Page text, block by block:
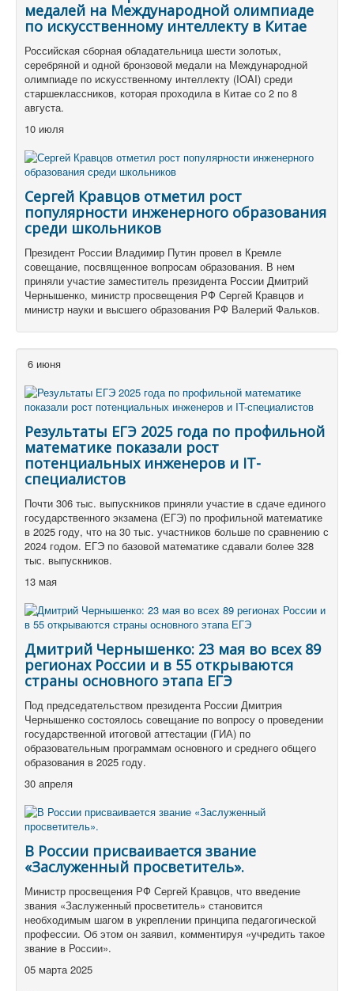
медалей на Международной олимпиаде
по искусственному интеллекту в Китае
Российская сборная обладательница шести золотых,
серебряной и одной бронзовой медали на Международной
олимпиаде по искусственному интеллекту (IOAI) среди
старшеклассников, которая проходила в Китае со 2 по 8
августа.
10 июля
Сергей Кравцов отметил рост
популярности инженерного образования
среди школьников
Президент России Владимир Путин провел в Кремле
совещание, посвященное вопросам образования. В нем
приняли участие заместитель президента России Дмитрий
Чернышенко, министр просвещения РФ Сергей Кравцов и
министр науки и высшего образования РФ Валерий Фальков.
6 июня
Результаты ЕГЭ 2025 года по профильной
математике показали рост
потенциальных инженеров и IT-
специалистов
Почти 306 тыс. выпускников приняли участие в сдаче единого
государственного экзамена (ЕГЭ) по профильной математике
в 2025 году, что на 30 тыс. участников больше по сравнению с
2024 годом. ЕГЭ по базовой математике сдавали более 328
тыс. выпускников.
13 мая
Дмитрий Чернышенко: 23 мая во всех 89
регионах России и в 55 открываются
страны основного этапа ЕГЭ
Под председательством президента России Дмитрия
Чернышенко состоялось совещание по вопросу о проведении
государственной итоговой аттестации (ГИА) по
образовательным программам основного и среднего общего
образования в 2025 году.
30 апреля
В России присваивается звание
«Заслуженный просветитель».
Министр просвещения РФ Сергей Кравцов, что введение
звания «Заслуженный просветитель» становится
необходимым шагом в укреплении принципа педагогической
профессии. Об этом он заявил, комментируя «учредить такое
звание в России».
05 марта 2025